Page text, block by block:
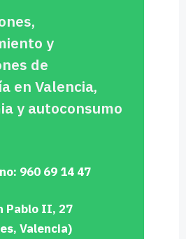
y
de
en Valencia,
y autoconsumo
960 69 14 47
Pablo II, 27
Valencia)